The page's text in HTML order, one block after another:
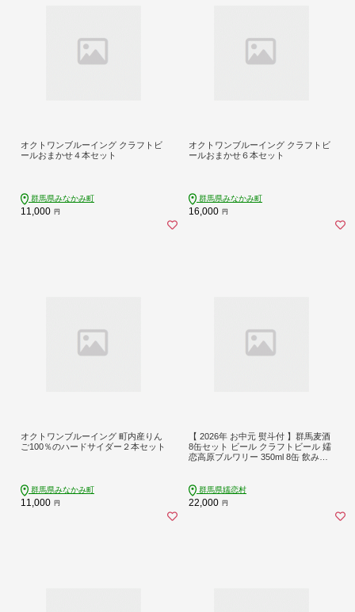
オクトワンブルーイング クラフトビ
ールおまかせ４本セット
群馬県みなかみ町
11,000 円
オクトワンブルーイング クラフトビ
ールおまかせ６本セット
群馬県みなかみ町
16,000 円
オクトワンブルーイング 町内産りん
ご100％のハードサイダー２本セット
群馬県みなかみ町
11,000 円
【 2026年 お中元 熨斗付 】群馬麦酒
8缶セット ビール クラフトビール 嬬
恋高原ブルワリー 350ml 8缶 飲み比
群馬県嬬恋村
22,000 円